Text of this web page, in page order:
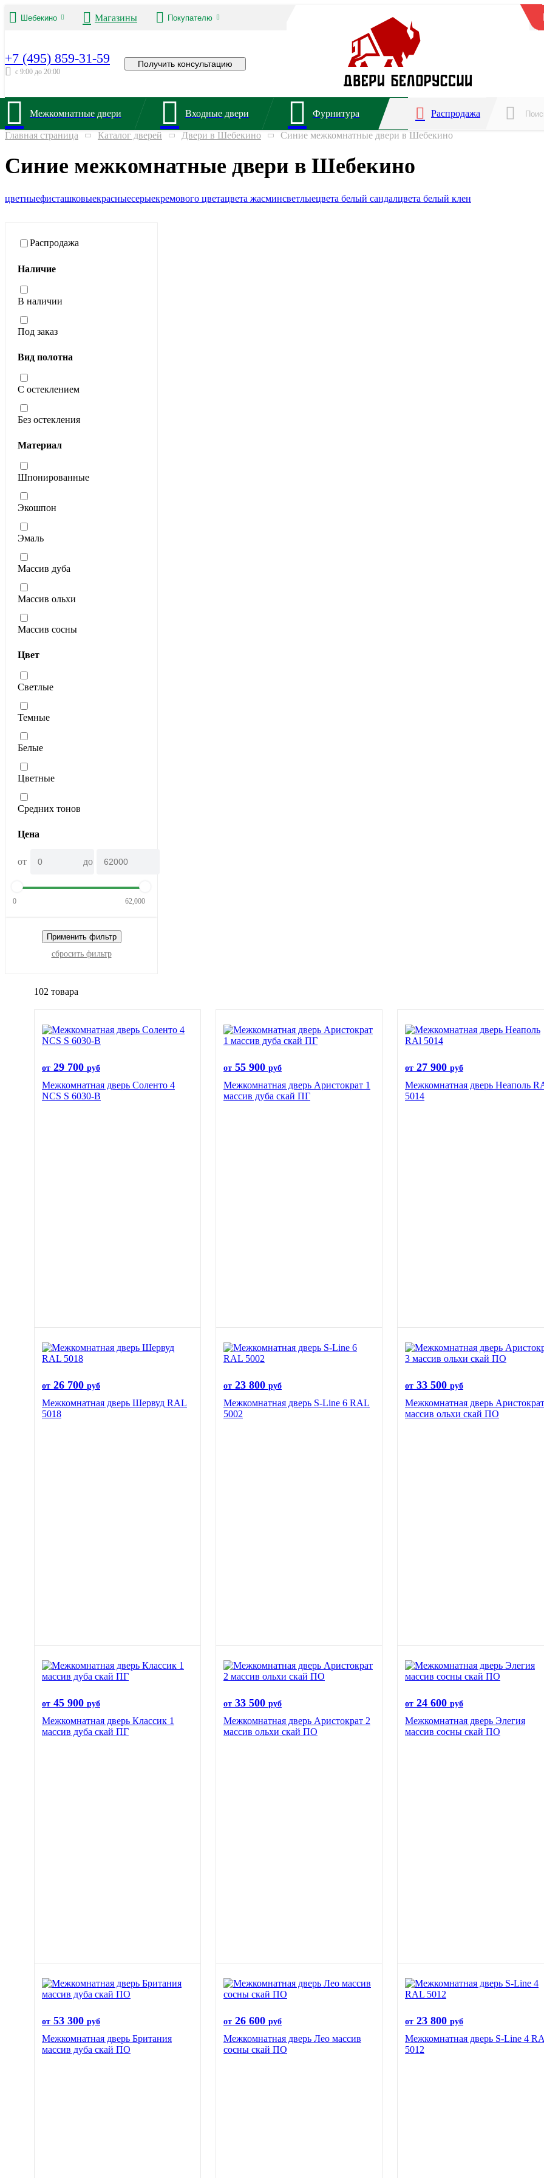
Шебекино Магазины Покупателю
+7 (495) 859-31-59
с 9:00 до 20:00
Получить консультацию
Межкомнатные двери Входные двери Фурнитура Распродажа
Главная страница Каталог дверей Двери в Шебекино Синие межкомнатные двери в Шебекино
Синие межкомнатные двери в Шебекино
цветныефисташковыекрасныесерыекремового цветацвета жасминсветлыецвета белый сандалцвета белый клен
Распродажа
Наличие
В наличии
Под заказ
Вид полотна
С остеклением
Без остекления
Материал
Шпонированные
Экошпон
Эмаль
Массив дуба
Массив ольхи
Массив сосны
Цвет
Светлые
Темные
Белые
Цветные
Средних тонов
Цена
от до
0 62,000
Применить фильтр
сбросить фильтр
102 товара
от 29 700 руб
Межкомнатная дверь Соленто 4
NCS S 6030-B
от 55 900 руб
Межкомнатная дверь Аристократ 1
массив дуба скай ПГ
от 27 900 руб
Межкомнатная дверь Неаполь
5014
от 26 700 руб
Межкомнатная дверь Шервуд RAL
5018
от 23 800 руб
Межкомнатная дверь S-Line 6 RAL
5002
от 33 500 руб
Межкомнатная дверь
массив ольхи скай ПО
от 45 900 руб
Межкомнатная дверь Классик 1
массив дуба скай ПГ
от 33 500 руб
Межкомнатная дверь Аристократ 2
массив ольхи скай ПО
от 24 600 руб
Межкомнатная дверь Элегия
массив сосны скай ПО
от 53 300 руб
Межкомнатная дверь Британия
массив дуба скай ПО
от 26 600 руб
Межкомнатная дверь Лео массив
сосны скай ПО
от 23 800 руб
Межкомнатная дверь S-Line 4
5012